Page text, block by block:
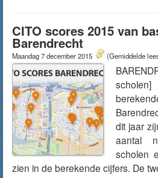
CITO scores 2015 van
Barendrecht
Maandag 7 december 2015 (Gemiddelde
dit jaar
aantal
scholen
zien in de berekende cijfers. De